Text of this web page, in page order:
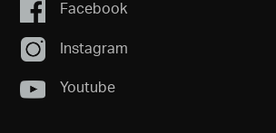
Facebook
Instagram
Youtube